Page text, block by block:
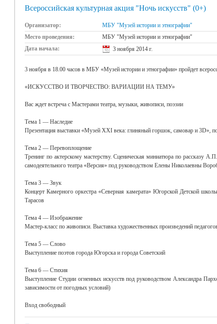
Всероссийская культурная акция "Ночь искусств" (0+)
Организатор:
МБУ "Музей истории и этнографии"
Место проведения:
МБУ "Музей истории и этнографии"
Дата начала:
3 ноября 2014 г.
3 ноября в 18.00 часов в МБУ «Музей истории и этнографии» пройдет
«ИСКУССТВО И ТВОРЧЕСТВО: ВАРИАЦИИ НА ТЕМУ»
Вас ждет встреча с Мастерами театра, музыки, живописи, поэзии
Тема 1 — Наследие
Презентация выставки «Музей XXI века: глиняный горшок, самовар и 3D»,
Тема 2 — Перевоплощение
Тренинг по актерскому мастерству. Сценическая миниатюра по рассказу
самодеятельного театра «Версия» под руководством Елены Николаевны
Тема 3 — Звук
Концерт Камерного оркестра «Северная камерата» Югорской Детской
Тарасов
Тема 4 — Изображение
Мастер-класс по живописи. Выставка художественных произведений
Тема 5 — Слово
Выступление поэтов города Югорска и города Советский
Тема 6 — Стихия
Выступление Студии огненных искусств под руководством Александра
зависимости от погодных условий)
Вход свободный